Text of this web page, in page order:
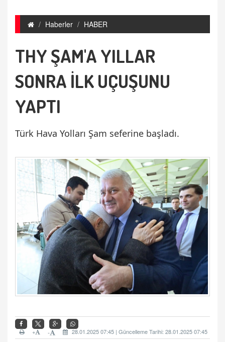
Haberler HABER
THY ŞAM'A YILLAR
SONRA İLK UÇUŞUNU
YAPTI
Türk Hava Yolları Şam seferine başladı.
28.01.2025 07:45 | Güncelleme Tarihi: 28.01.2025 07:45
-
+